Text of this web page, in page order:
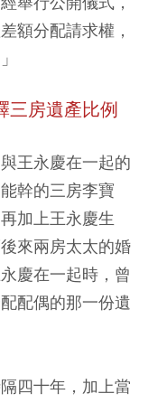
額分配請求權，
房遺產比例
王永慶在一起的
幹的三房李寶
加上王永慶生
來兩房太太的婚
慶在一起時，曾
配偶的那一份遺
四十年，加上當